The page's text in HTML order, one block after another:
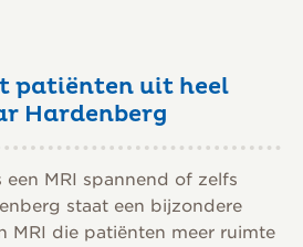
patiënten uit heel
Hardenberg
een MRI spannend of zelfs
staat een bijzondere
MRI die patiënten meer ruimte